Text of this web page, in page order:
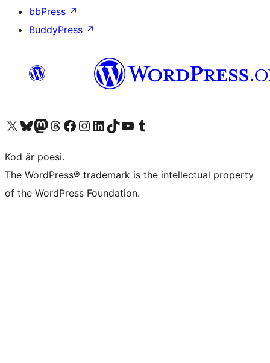
bbPress ↗
BuddyPress ↗
Besök vår X-konto (f.d. Twitter)
Besök vårt Bluesky-konto
Besök vårt Mastodon-konto
Besök vårt Thread-konto
Besök vår Facebook-sidaBesök vårt Instagram-konto
Besök vårt LinkedIn-konto
Besök vårt TikTok-konto
Besök vår YouTube-kanalBesök vårt Tumblr-konto
Kod är poesi.
The WordPress® trademark is the intellectual property
of the WordPress Foundation.